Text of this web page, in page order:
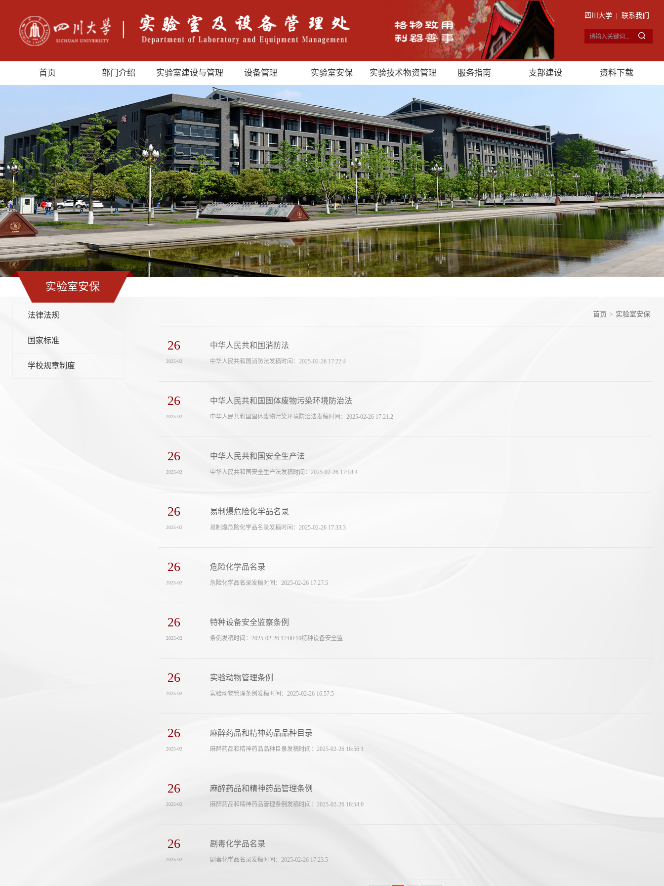
四川大学 联系我们
首页 部门介绍 实验室建设与管理 设备管理 实验室安保 实验技术物资管理 服务指南 支部建设 资料下载
实验室安保
法律法规
国家标准
学校规章制度
首页 > 实验室安保
26
2025-02
中华人民共和国消防法
中华人民共和国消防法发稿时间：2025-02-26 17:22:4
26
2025-02
中华人民共和国固体废物污染环境防治法
中华人民共和国固体废物污染环境防治法发稿时间：2025-02-26 17:21:2
26
2025-02
中华人民共和国安全生产法
中华人民共和国安全生产法发稿时间：2025-02-26 17:18:4
26
2025-02
易制爆危险化学品名录
易制爆危险化学品名录发稿时间：2025-02-26 17:33:3
26
2025-02
危险化学品名录
危险化学品名录发稿时间：2025-02-26 17:27:5
26
2025-02
特种设备安全监察条例
条例发稿时间：2025-02-26 17:00:10特种设备安全监
26
2025-02
实验动物管理条例
实验动物管理条例发稿时间：2025-02-26 16:57:5
26
2025-02
麻醉药品和精神药品品种目录
麻醉药品和精神药品品种目录发稿时间：2025-02-26 16:56:1
26
2025-02
麻醉药品和精神药品管理条例
麻醉药品和精神药品管理条例发稿时间：2025-02-26 16:54:0
26
2025-02
剧毒化学品名录
剧毒化学品名录发稿时间：2025-02-26 17:23:5